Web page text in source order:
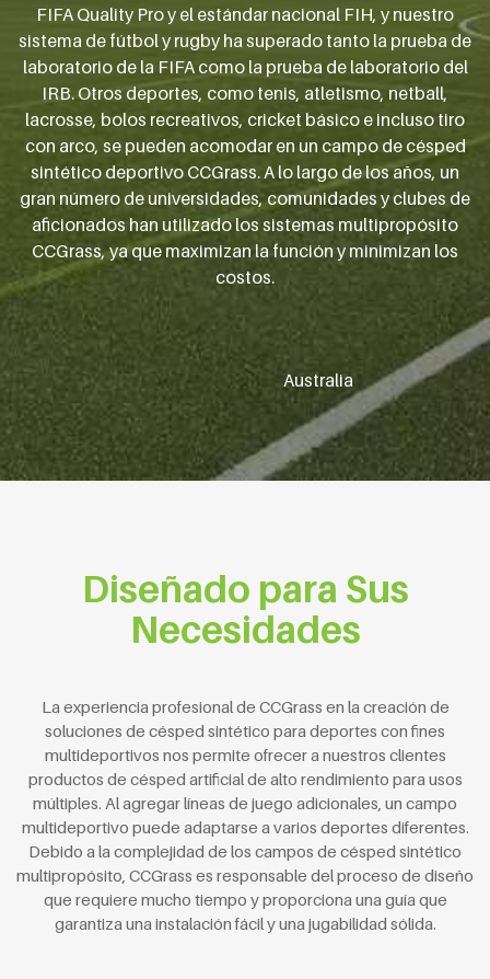
FIFA Quality Pro y el estándar nacional FIH, y nuestro
sistema de fútbol y rugby ha superado tanto la prueba de
laboratorio de la FIFA como la prueba de laboratorio del
IRB. Otros deportes, como tenis, atletismo, netball,
lacrosse, bolos recreativos, cricket básico e incluso tiro
con arco, se pueden acomodar en un campo de césped
sintético deportivo CCGrass. A lo largo de los años, un
gran número de universidades, comunidades y clubes de
aficionados han utilizado los sistemas multipropósito
CCGrass, ya que maximizan la función y minimizan los
costos.
Australia
Diseñado para Sus
Necesidades
La experiencia profesional de CCGrass en la creación de
soluciones de césped sintético para deportes con fines
multideportivos nos permite ofrecer a nuestros clientes
productos de césped artificial de alto rendimiento para usos
múltiples. Al agregar líneas de juego adicionales, un campo
multideportivo puede adaptarse a varios deportes diferentes.
Debido a la complejidad de los campos de césped sintético
multipropósito, CCGrass es responsable del proceso de diseño
que requiere mucho tiempo y proporciona una guía que
garantiza una instalación fácil y una jugabilidad sólida.